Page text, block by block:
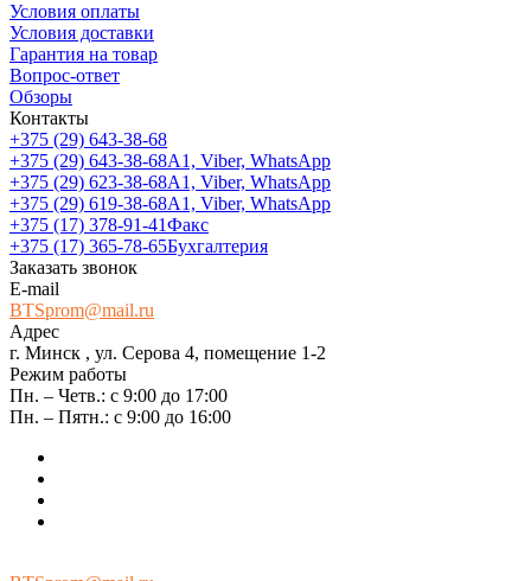
Условия оплаты
Условия доставки
Гарантия на товар
Вопрос-ответ
Обзоры
Контакты
+375 (29) 643-38-68
+375 (29) 643-38-68А1, Viber, WhatsApp
+375 (29) 623-38-68А1, Viber, WhatsApp
+375 (29) 619-38-68А1, Viber, WhatsApp
+375 (17) 378-91-41Факс
+375 (17) 365-78-65Бухгалтерия
Заказать звонок
E-mail
BTSprom@mail.ru
Адрес
г. Минск , ул. Серова 4, помещение 1-2
Режим работы
Пн. – Четв.: с 9:00 до 17:00
Пн. – Пятн.: с 9:00 до 16:00